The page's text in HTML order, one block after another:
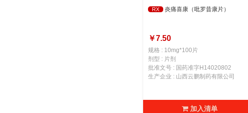
RX 炎痛喜康（吡罗昔康片）
￥7.50
规格 : 10mg*100片
剂型 : 片剂
批准文号 : 国药准字H14020802
生产企业 : 山西云鹏制药有限公司
加入清单